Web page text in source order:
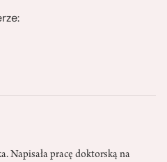
Napisała pracę doktorską na